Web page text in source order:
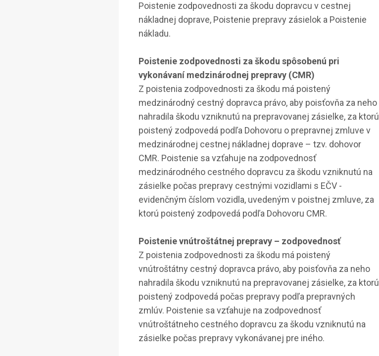
Poistenie zodpovednosti za škodu dopravcu v cestnej
nákladnej doprave, Poistenie prepravy zásielok a Poistenie
nákladu.
Poistenie zodpovednosti za škodu spôsobenú pri
vykonávaní medzinárodnej prepravy (CMR)
Z poistenia zodpovednosti za škodu má poistený
medzinárodný cestný dopravca právo, aby poisťovňa za neho
nahradila škodu vzniknutú na prepravovanej zásielke, za ktorú
poistený zodpovedá podľa Dohovoru o prepravnej zmluve v
medzinárodnej cestnej nákladnej doprave – tzv. dohovor
CMR. Poistenie sa vzťahuje na zodpovednosť
medzinárodného cestného dopravcu za škodu vzniknutú na
zásielke počas prepravy cestnými vozidlami s EČV -
evidenčným číslom vozidla, uvedeným v poistnej zmluve, za
ktorú poistený zodpovedá podľa Dohovoru CMR.
Poistenie vnútroštátnej prepravy – zodpovednosť
Z poistenia zodpovednosti za škodu má poistený
vnútroštátny cestný dopravca právo, aby poisťovňa za neho
nahradila škodu vzniknutú na prepravovanej zásielke, za ktorú
poistený zodpovedá počas prepravy podľa prepravných
zmlúv. Poistenie sa vzťahuje na zodpovednosť
vnútroštátneho cestného dopravcu za škodu vzniknutú na
zásielke počas prepravy vykonávanej pre iného.